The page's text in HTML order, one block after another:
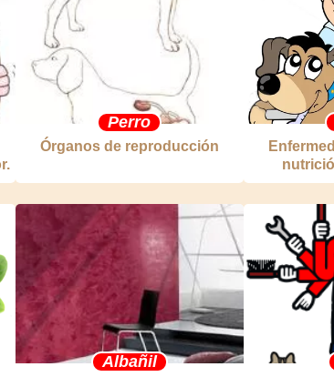
Perro
Órganos de reproducción
Albañil